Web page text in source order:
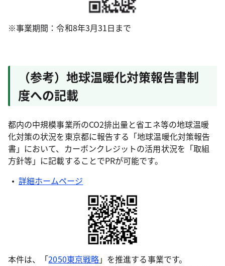
※事業期間：令和8年3月31日まで
（参考）地球温暖化対策報告書制
度への記載
都内の中規模事業所のCO2排出量と省エネ等の地球温暖
化対策の状況を東京都に報告する「地球温暖化対策報告
書」において、カーボンクレジットの活用状況を「取組
方針等」に記載することでPRが可能です。
詳細ホームページ
本件は、「2050東京戦略」を推進する事業です。